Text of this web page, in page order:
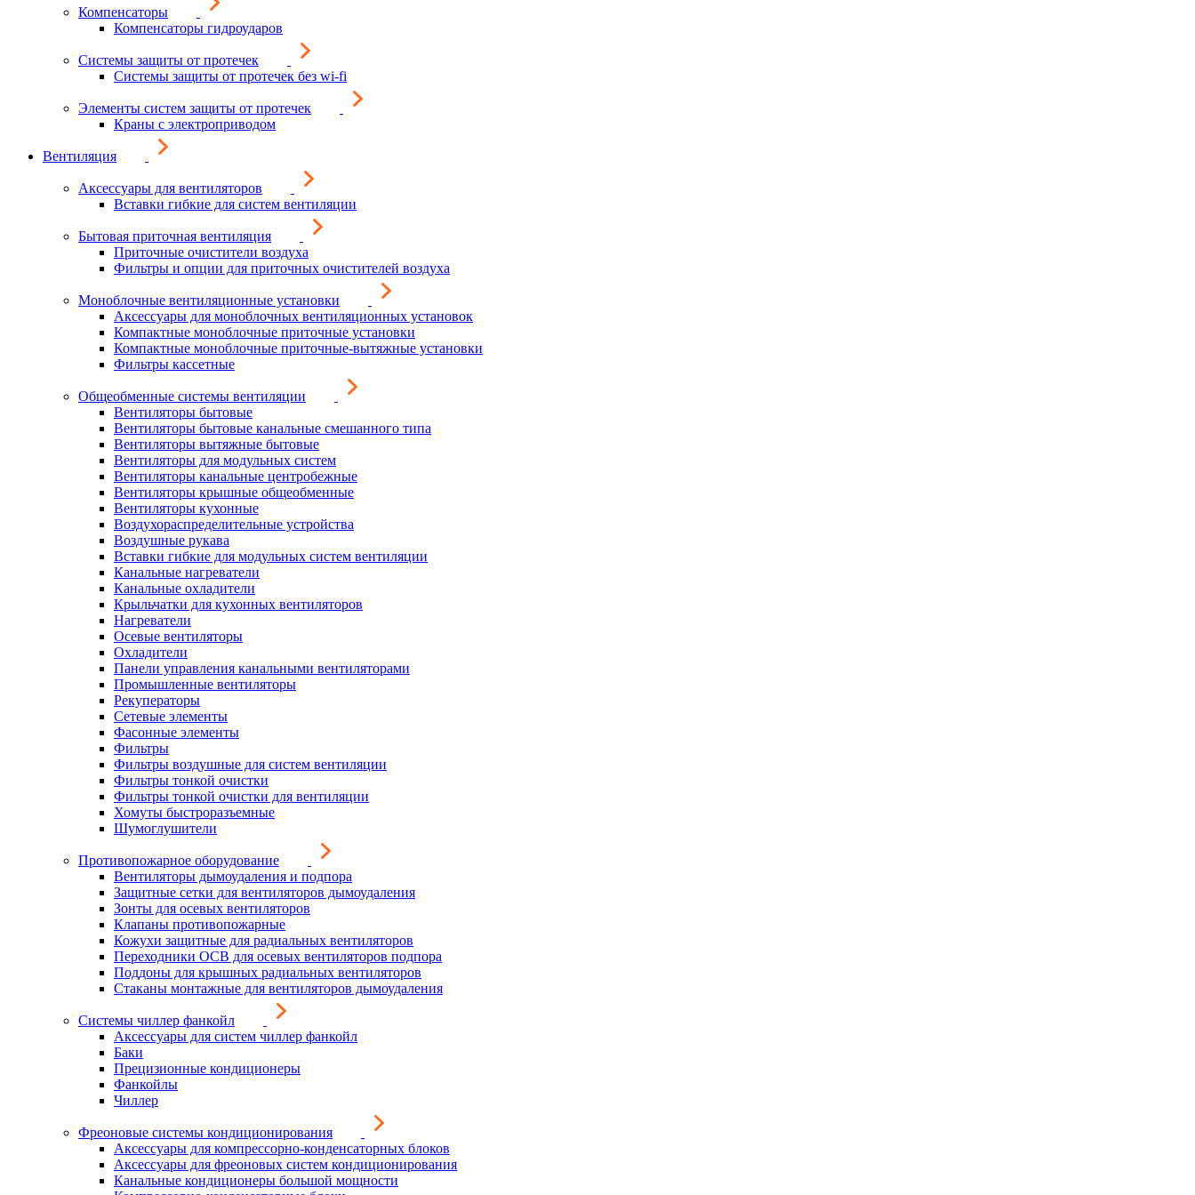
Компенсаторы
Компенсаторы гидроударов
Системы защиты от протечек
Системы защиты от протечек без wi-fi
Элементы систем защиты от протечек
Краны с электроприводом
Вентиляция
Аксессуары для вентиляторов
Вставки гибкие для систем вентиляции
Бытовая приточная вентиляция
Приточные очистители воздуха
Фильтры и опции для приточных очистителей воздуха
Моноблочные вентиляционные установки
Аксессуары для моноблочных вентиляционных установок
Компактные моноблочные приточные установки
Компактные моноблочные приточные-вытяжные установки
Фильтры кассетные
Общеобменные системы вентиляции
Вентиляторы бытовые
Вентиляторы бытовые канальные смешанного типа
Вентиляторы вытяжные бытовые
Вентиляторы для модульных систем
Вентиляторы канальные центробежные
Вентиляторы крышные общеобменные
Вентиляторы кухонные
Воздухораспределительные устройства
Воздушные рукава
Вставки гибкие для модульных систем вентиляции
Канальные нагреватели
Канальные охладители
Крыльчатки для кухонных вентиляторов
Нагреватели
Осевые вентиляторы
Охладители
Панели управления канальными вентиляторами
Промышленные вентиляторы
Рекуператоры
Сетевые элементы
Фасонные элементы
Фильтры
Фильтры воздушные для систем вентиляции
Фильтры тонкой очистки
Фильтры тонкой очистки для вентиляции
Хомуты быстроразъемные
Шумоглушители
Противопожарное оборудование
Вентиляторы дымоудаления и подпора
Защитные сетки для вентиляторов дымоудаления
Зонты для осевых вентиляторов
Клапаны противопожарные
Кожухи защитные для радиальных вентиляторов
Переходники ОСВ для осевых вентиляторов подпора
Поддоны для крышных радиальных вентиляторов
Стаканы монтажные для вентиляторов дымоудаления
Системы чиллер фанкойл
Аксессуары для систем чиллер фанкойл
Баки
Прецизионные кондиционеры
Фанкойлы
Чиллер
Фреоновые системы кондиционирования
Аксессуары для компрессорно-конденсаторных блоков
Аксессуары для фреоновых систем кондиционирования
Канальные кондиционеры большой мощности